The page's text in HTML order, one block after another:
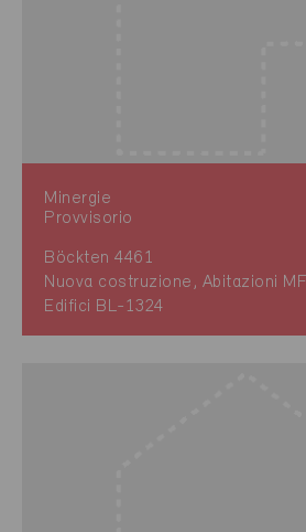
Minergie
Provvisorio
Böckten 4461
Nuova costruzione, Abitazioni MF
Edifici BL-1324